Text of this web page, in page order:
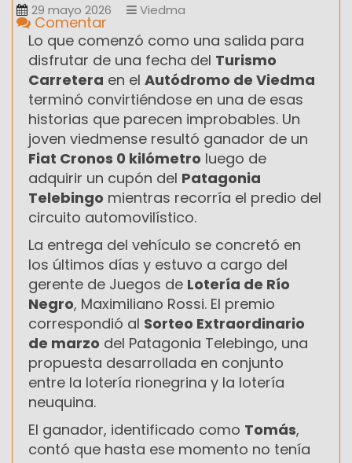
29 mayo 2026 Viedma
Comentar
Lo que comenzó como una salida para
disfrutar de una fecha del Turismo
Carretera en el Autódromo de Viedma
terminó convirtiéndose en una de esas
historias que parecen improbables. Un
joven viedmense resultó ganador de un
Fiat Cronos 0 kilómetro luego de
adquirir un cupón del Patagonia
Telebingo mientras recorría el predio del
circuito automovilístico.
La entrega del vehículo se concretó en
los últimos días y estuvo a cargo del
gerente de Juegos de Lotería de Río
Negro, Maximiliano Rossi. El premio
correspondió al Sorteo Extraordinario
de marzo del Patagonia Telebingo, una
propuesta desarrollada en conjunto
entre la lotería rionegrina y la lotería
neuquina.
El ganador, identificado como Tomás,
contó que hasta ese momento no tenía